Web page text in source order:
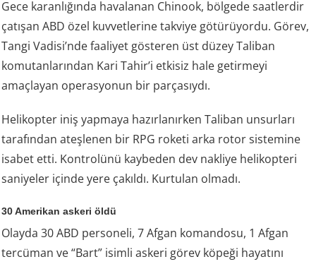
Gece karanlığında havalanan Chinook, bölgede saatlerdir
çatışan ABD özel kuvvetlerine takviye götürüyordu. Görev,
Tangi Vadisi’nde faaliyet gösteren üst düzey Taliban
komutanlarından Kari Tahir’i etkisiz hale getirmeyi
amaçlayan operasyonun bir parçasıydı.
Helikopter iniş yapmaya hazırlanırken Taliban unsurları
tarafından ateşlenen bir RPG roketi arka rotor sistemine
isabet etti. Kontrolünü kaybeden dev nakliye helikopteri
saniyeler içinde yere çakıldı. Kurtulan olmadı.
30 Amerikan askeri öldü
Olayda 30 ABD personeli, 7 Afgan komandosu, 1 Afgan
tercüman ve “Bart” isimli askeri görev köpeği hayatını